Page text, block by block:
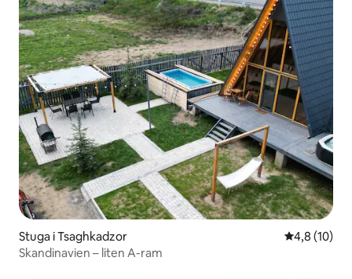
Stuga i Tsaghkadzor 4,8 av 5 i
4,8 (10)
Skandinavien – liten A-ram